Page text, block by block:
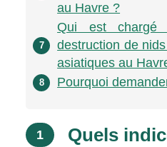
au Havre ?
7
Qui est
destruction de
asiatiques au
8 Pourquoi
1
Quels